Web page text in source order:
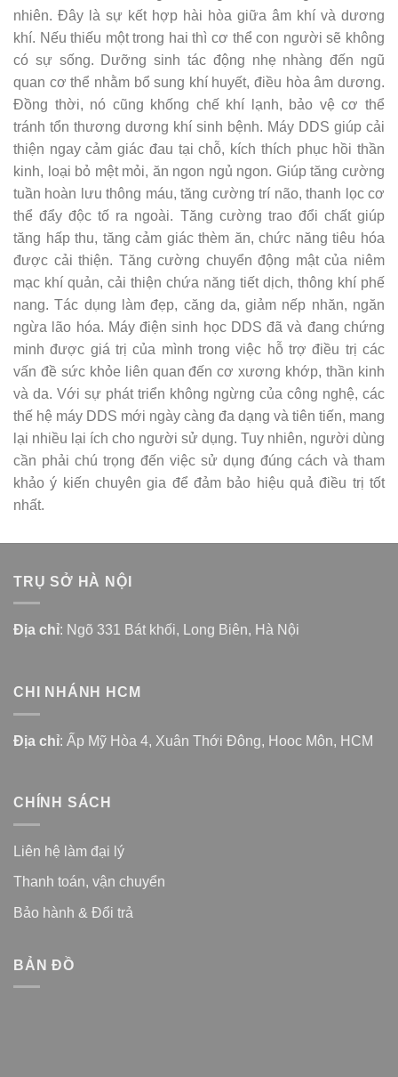
nhiên. Đây là sự kết hợp hài hòa giữa âm khí và dương
khí. Nếu thiếu một trong hai thì cơ thể con người sẽ không
có sự sống. Dưỡng sinh tác động nhẹ nhàng đến ngũ
quan cơ thể nhằm bổ sung khí huyết, điều hòa âm dương.
Đồng thời, nó cũng khống chế khí lạnh, bảo vệ cơ thể
tránh tổn thương dương khí sinh bệnh. Máy DDS giúp cải
thiện ngay cảm giác đau tại chỗ, kích thích phục hồi thần
kinh, loại bỏ mệt mỏi, ăn ngon ngủ ngon. Giúp tăng cường
tuần hoàn lưu thông máu, tăng cường trí não, thanh lọc cơ
thể đẩy độc tố ra ngoài. Tăng cường trao đổi chất giúp
tăng hấp thu, tăng cảm giác thèm ăn, chức năng tiêu hóa
được cải thiện. Tăng cường chuyển động mật của niêm
mạc khí quản, cải thiện chứa năng tiết dịch, thông khí phế
nang. Tác dụng làm đẹp, căng da, giảm nếp nhăn, ngăn
ngừa lão hóa. Máy điện sinh học DDS đã và đang chứng
minh được giá trị của mình trong việc hỗ trợ điều trị các
vấn đề sức khỏe liên quan đến cơ xương khớp, thần kinh
và da. Với sự phát triển không ngừng của công nghệ, các
thế hệ máy DDS mới ngày càng đa dạng và tiên tiến, mang
lại nhiều lại ích cho người sử dụng. Tuy nhiên, người dùng
cần phải chú trọng đến việc sử dụng đúng cách và tham
khảo ý kiến chuyên gia để đảm bảo hiệu quả điều trị tốt
nhất.
TRỤ SỞ HÀ NỘI
Địa chỉ: Ngõ 331 Bát khối, Long Biên, Hà Nội
CHI NHÁNH HCM
Địa chỉ: Ấp Mỹ Hòa 4, Xuân Thới Đông, Hooc Môn, HCM
CHÍNH SÁCH
Liên hệ làm đại lý
Thanh toán, vận chuyển
Bảo hành & Đổi trả
BẢN ĐỒ